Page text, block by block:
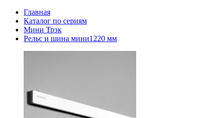
Главная
Каталог по сериям
Мини Трэк
Рельс и шина мини1220 мм